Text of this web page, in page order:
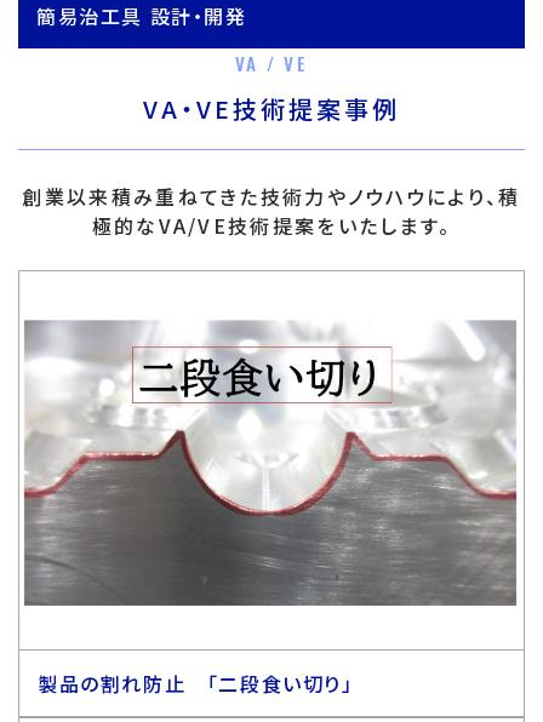
簡易治工具 設計・開発
VA / VE
VA・VE技術提案事例
創業以来積み重ねてきた技術力やノウハウにより、積
極的なVA/VE技術提案をいたします。
製品の割れ防止 「二段食い切り」